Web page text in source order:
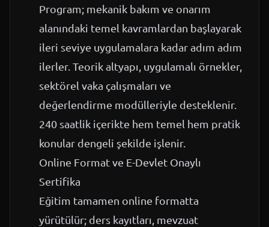
Program; mekanik bakım ve onarım
alanındaki temel kavramlardan başlayarak
ileri seviye uygulamalara kadar adım adım
ilerler. Teorik altyapı, uygulamalı örnekler,
sektörel vaka çalışmaları ve
değerlendirme modülleriyle desteklenir.
240 saatlik içerikte hem temel hem pratik
konular dengeli şekilde işlenir.
Online Format ve E-Devlet Onaylı
Sertifika
Eğitim tamamen online formatta
yürütülür; ders kayıtları, mevzuat